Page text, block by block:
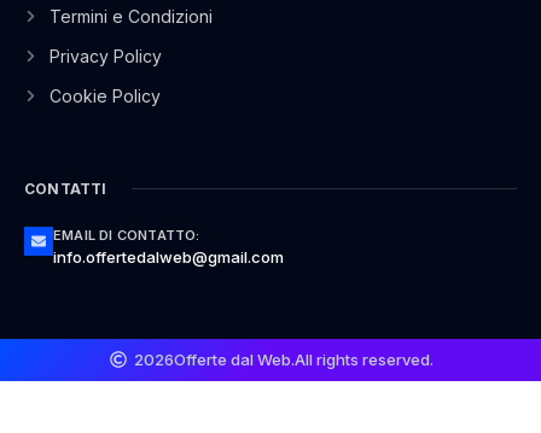
Termini e Condizioni
Privacy Policy
Cookie Policy
CONTATTI
EMAIL DI CONTATTO:
info.offertedalweb@gmail.com
2026Offerte dal Web.All rights reserved.